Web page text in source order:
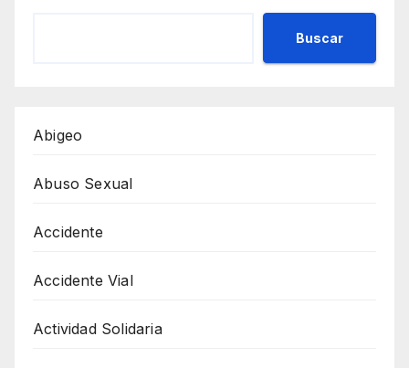
Buscar
Abigeo
Abuso Sexual
Accidente
Accidente Vial
Actividad Solidaria